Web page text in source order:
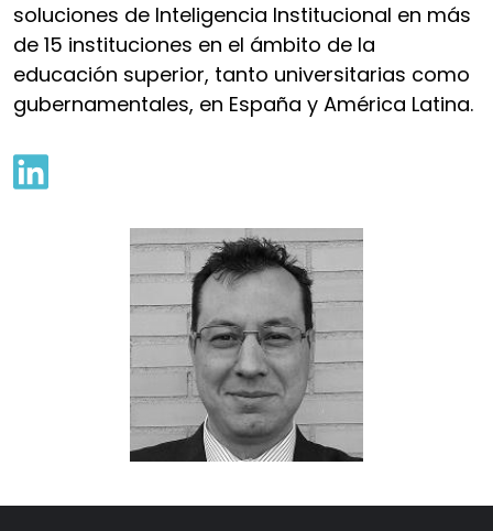
soluciones de Inteligencia Institucional en más
de 15 instituciones en el ámbito de la
educación superior, tanto universitarias como
gubernamentales, en España y América Latina.
linkedin